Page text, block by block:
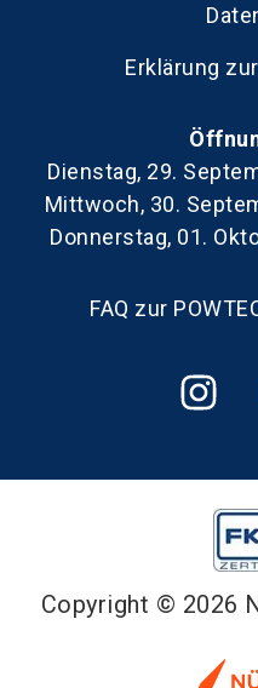
Erklärung
Dienstag, 29.
Mittwoch, 30.
Donnerstag, 01.
FAQ zur
Copyright © 2026